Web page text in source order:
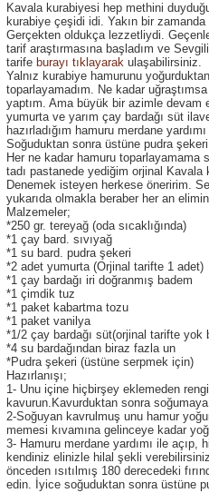
Kavala kurabiyesi hep methini
kurabiye çeşidi idi. Yakın bir
Gerçekten oldukça lezzetliydi.
tarif araştırmasına başladım ve Sevgili
tarife burayı tıklayarak ulaşabilirsiniz.
Yalnız kurabiye hamurunu
toparlayamadım. Ne kadar
yaptım. Ama büyük bir azimle devam
yumurta ve yarım çay bardağı süt
hazırladığım hamuru merdane
Soğuduktan sonra üstüne pudra
Her ne kadar hamuru toparlayamama
tadı pastanede yediğim orjinal
Denemek isteyen herkese öneririm.
yukarıda olmakla beraber her an
Malzemeler;
*250 gr. tereyağ (oda sıcaklığında)
*1 çay bard. sıvıyağ
*1 su bard. pudra şekeri
*2 adet yumurta (Orjinal tarifte 1 adet)
*1 çay bardağı iri doğranmış badem
*1 çimdik tuz
*1 paket kabartma tozu
*1 paket vanilya
*1/2 çay bardağı süt(orjinal tarifte yok
*4 su bardağından biraz fazla un
*Pudra şekeri (üstüne serpmek için)
Hazırlanışı;
1- Unu içine hiçbirşey eklemeden
kavurun.Kavurduktan sonra soğumaya
2-Soğuyan kavrulmuş unu hamur
memesi kıvamına gelinceye kadar
3- Hamuru merdane yardımı ile açıp,
kendiniz elinizle hilal şekli
önceden ısıtılmış 180 derecedeki
edin. İyice soğuduktan sonra üstüne